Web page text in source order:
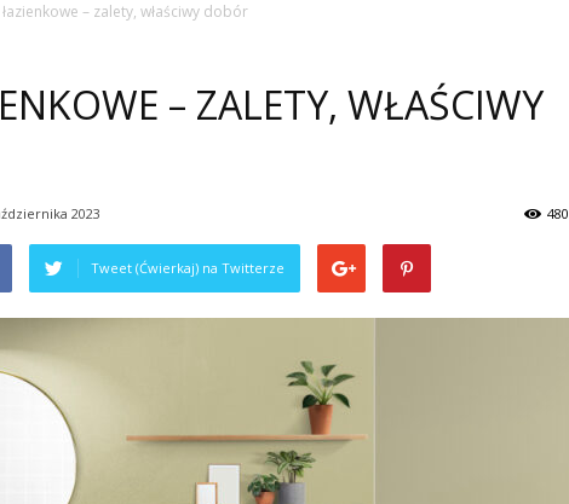
łazienkowe – zalety, właściwy dobór
– ZALETY, WŁAŚCIWY
2023 480
Tweet (Ćwierkaj) na Twitterze